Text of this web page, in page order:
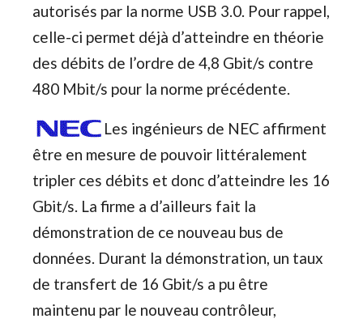
autorisés par la norme USB 3.0. Pour rappel,
celle-ci permet déjà d’atteindre en théorie
des débits de l’ordre de 4,8 Gbit/s contre
480 Mbit/s pour la norme précédente.
Les ingénieurs de NEC affirment
être en mesure de pouvoir littéralement
tripler ces débits et donc d’atteindre les 16
Gbit/s. La firme a d’ailleurs fait la
démonstration de ce nouveau bus de
données. Durant la démonstration, un taux
de transfert de 16 Gbit/s a pu être
maintenu par le nouveau contrôleur,